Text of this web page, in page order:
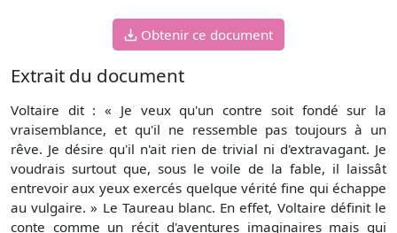
Obtenir ce document
Extrait du document
Voltaire dit : « Je veux qu'un contre soit fondé sur la
vraisemblance, et qu'il ne ressemble pas toujours à un
rêve. Je désire qu'il n'ait rien de trivial ni d'extravagant. Je
voudrais surtout que, sous le voile de la fable, il laissât
entrevoir aux yeux exercés quelque vérité fine qui échappe
au vulgaire. » Le Taureau blanc. En effet, Voltaire définit le
conte comme un récit d'aventures imaginaires mais qui